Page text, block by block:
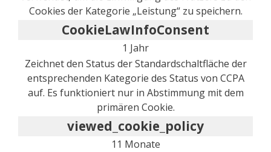
Cookies der Kategorie „Leistung“ zu speichern.
CookieLawInfoConsent
1 Jahr
Zeichnet den Status der Standardschaltfläche der
entsprechenden Kategorie des Status von CCPA
auf. Es funktioniert nur in Abstimmung mit dem
primären Cookie.
viewed_cookie_policy
11 Monate